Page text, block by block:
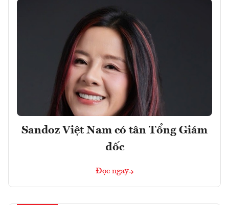
Sandoz Việt Nam có tân Tổng Giám
đốc
Đọc ngay